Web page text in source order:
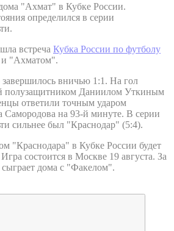
"Ахмат" в Кубке России.
определился в серии
встреча Кубка России по футболу
"Ахматом".
вничью 1:1. На гол
полузащитником Даниилом Уткиным
ответили точным ударом
на 93-й минуте. В серии
сильнее был "Краснодар" (5:4).
"Краснодара" в Кубке России будет
состоится в Москве 19 августа. За
дома с "Факелом".